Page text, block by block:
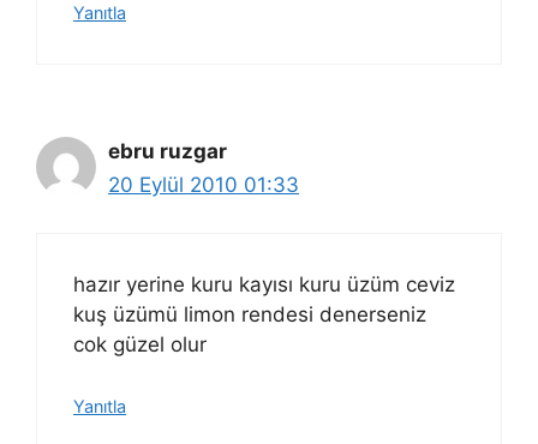
Yanıtla
ebru ruzgar
20 Eylül 2010 01:33
hazır yerine kuru kayısı kuru üzüm ceviz
kuş üzümü limon rendesi denerseniz
cok güzel olur
Yanıtla